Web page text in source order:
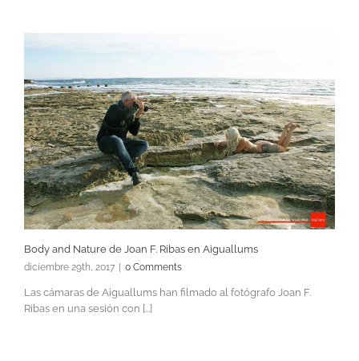
Body and Nature de Joan F. Ribas en Aiguallums
diciembre 29th, 2017 | 0 Comments
Las cámaras de Aiguallums han filmado al fotógrafo Joan F.
Ribas en una sesión con [...]